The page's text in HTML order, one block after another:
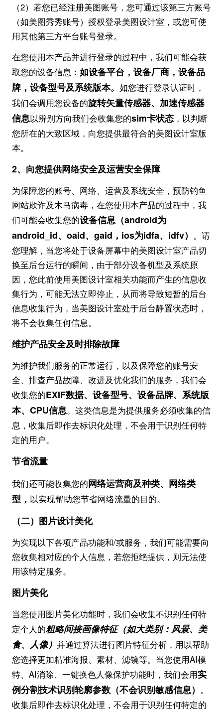
（2）若您已经注册美图账号，您可通过该第三方账号
（如美图秀秀账号）授权登录美图设计室，或您可使
用其他第三方平台账号登录。
在您使用本产品并进行登录的过程中，我们可能会获
取您的设备信息： 如设备平台，设备厂商，设备品
牌，设备型号及系统版本。 如您进行登录认证时，
我们会调用您设备的旋转矢量传感器、加速传感器
信息以辨别方向我们会收集您的sim卡状态，以判断
您所在的大致区域，向您提供最符合的美图设计室版
本。
2、向您提供网络安全及运营安全保障
为保障您的账号、网络、运营及系统安全，预防钓鱼
网站欺诈及木马病毒，在您使用本产品的过程中，我
们可能会收集您的设备信息（android为
android_id、oaid、gaid，ios为idfa、idfv） 。请
您理解，当您将处于设备屏幕中的美图设计室产品切
换至后台运行的瞬间，由于部分设备机型及系统原
因，您此前使用美图设计室相关功能而产生的信息收
集行为，可能无法立即停止，从而将导致短暂的后台
信息收集行为，当美图设计室处于后台静置状态时，
将不会收集任何信息。
维护产品安全及时排除故障
为维护我们服务的正常运行，以及保障您的账号安
全、排查产品故障、改进及优化我们的服务，我们会
收集您的EXIF数据、设备型号、设备品牌、系统版
本、CPU信息。这类信息是为提供服务必须收集的信
息，收集后即作去标识化处理，不会用于识别任何特
定的用户。
节省流量
我们还可能收集您的网络运营商及种类、网络类
型 ， 以实现帮助您节省网络流量的目的。
（二）图片设计美化
为实现以下各项产品功能和/或服务，我们可能需要向
您收集相对应的个人信息，若您拒绝提供，则无法使
用该特定服务。
图片美化
当您使用图片美化功能时，我们会收集不识别任何特
定个人的粗略间接画像特征（如大类别：风景、美
食、人像） 并通过算法进行图片特征分析，用以帮助
您选择更加精准海报、素材、滤镜等。当您使用AI模
特、AI消除、一键换色人像保护功能时，我们会用实
例分割技术识别轮廓参数（不会识别敏感信息） 。
收集后即作去标识化处理，不会用于识别任何特定的